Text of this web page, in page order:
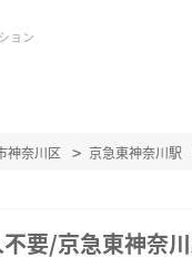
ョン
神奈川区 京急東神奈川駅
要/京急東神奈